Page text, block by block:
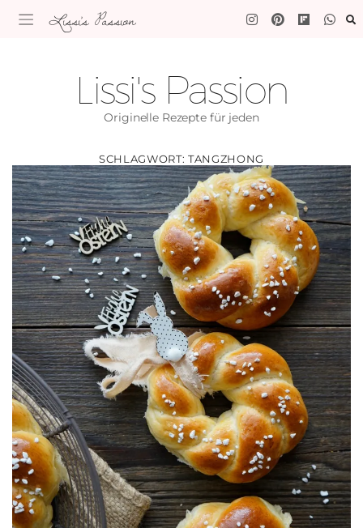
Lissi's Passion
Lissi's Passion
Originelle Rezepte für jeden
SCHLAGWORT: TANGZHONG